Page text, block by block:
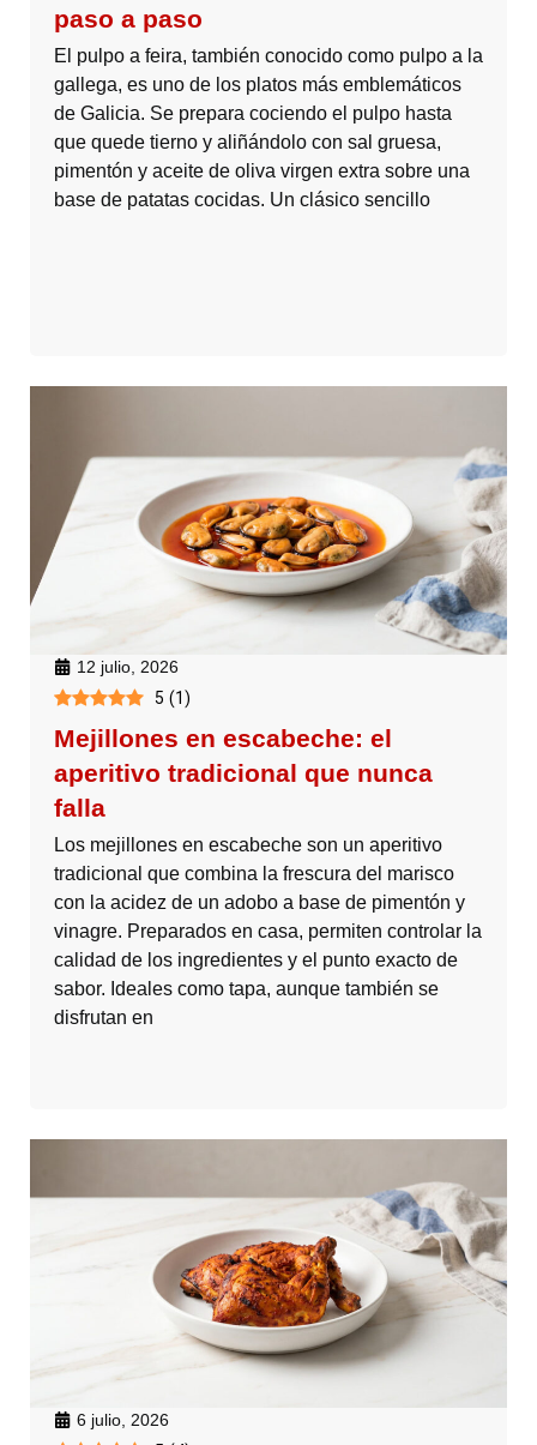
paso a paso
El pulpo a feira, también conocido como pulpo a la
gallega, es uno de los platos más emblemáticos
de Galicia. Se prepara cociendo el pulpo hasta
que quede tierno y aliñándolo con sal gruesa,
pimentón y aceite de oliva virgen extra sobre una
base de patatas cocidas. Un clásico sencillo
12 julio, 2026
5 (1)
Mejillones en escabeche: el
aperitivo tradicional que nunca
falla
Los mejillones en escabeche son un aperitivo
tradicional que combina la frescura del marisco
con la acidez de un adobo a base de pimentón y
vinagre. Preparados en casa, permiten controlar la
calidad de los ingredientes y el punto exacto de
sabor. Ideales como tapa, aunque también se
disfrutan en
6 julio, 2026